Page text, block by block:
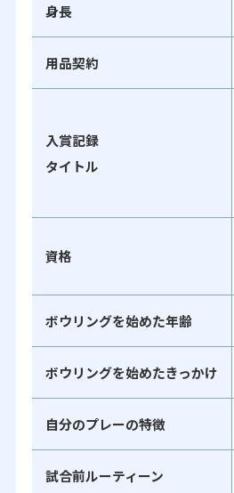
身長
用品契約
入賞記録
タイトル
資格
ボウリングを始めた年齢
ボウリングを始めたきっかけ
自分のプレーの特徴
試合前ルーティーン